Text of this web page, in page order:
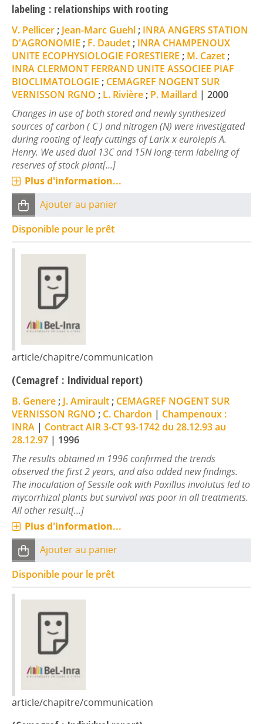
labeling : relationships with rooting
V. Pellicer ; Jean-Marc Guehl ; INRA ANGERS STATION
D'AGRONOMIE ; F. Daudet ; INRA CHAMPENOUX
UNITE ECOPHYSIOLOGIE FORESTIERE ; M. Cazet ;
INRA CLERMONT FERRAND UNITE ASSOCIEE PIAF
BIOCLIMATOLOGIE ; CEMAGREF NOGENT SUR
VERNISSON RGNO ; L. Rivière ; P. Maillard | 2000
Changes in use of both stored and newly synthesized
sources of carbon ( C ) and nitrogen (N) were investigated
during rooting of leafy cuttings of Larix x eurolepis A.
Henry. We used dual 13C and 15N long-term labeling of
reserves of stock plant[...]
Plus d'information...
Ajouter au panier
Disponible pour le prêt
article/chapitre/communication
(Cemagref : Individual report)
B. Genere ; J. Amirault ; CEMAGREF NOGENT SUR
VERNISSON RGNO ; C. Chardon | Champenoux :
INRA | Contract AIR 3-CT 93-1742 du 28.12.93 au
28.12.97 | 1996
The results obtained in 1996 confirmed the trends
observed the first 2 years, and also added new findings.
The inoculation of Sessile oak with Paxillus involutus led to
mycorrhizal plants but survival was poor in all treatments.
All other result[...]
Plus d'information...
Ajouter au panier
Disponible pour le prêt
article/chapitre/communication